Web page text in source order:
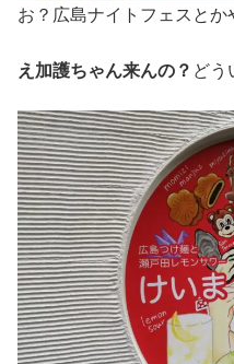
お？広島ナイトフェスとか
え加護ちゃん来んの？ どう